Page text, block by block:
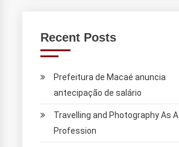
Recent Posts
Prefeitura de Macaé anuncia
antecipação de salário
Travelling and Photography As A
Profession